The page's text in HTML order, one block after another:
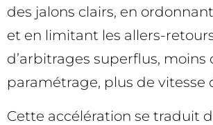
des jalons clairs, en
et en limitant les allers-
d’arbitrages superflus, moins
paramétrage, plus de vitesse
Cette accélération se traduit